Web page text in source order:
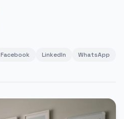
Facebook LinkedIn WhatsApp